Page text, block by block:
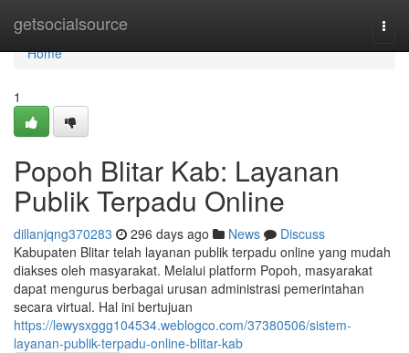
getsocialsource
Home
Home
1
Popoh Blitar Kab: Layanan
Publik Terpadu Online
dillanjqng370283 296 days ago News
Discuss
Kabupaten Blitar telah layanan publik terpadu online yang mudah
diakses oleh masyarakat. Melalui platform Popoh, masyarakat
dapat mengurus berbagai urusan administrasi pemerintahan
secara virtual. Hal ini bertujuan
https://lewysxggg104534.weblogco.com/37380506/sistem-
layanan-publik-terpadu-online-blitar-kab